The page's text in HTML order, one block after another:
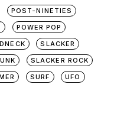
POST-NINETIES
POWER POP
SLACKER
SLACKER ROCK
SURF UFO